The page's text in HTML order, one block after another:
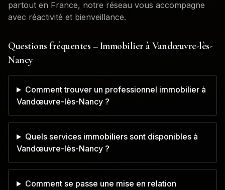
partout en France, notre réseau vous accompagne
avec réactivité et bienveillance.
Questions fréquentes – Immobilier àVandœuvre-lès-
Nancy
Comment trouver un professionnel immobilier à
Vandœuvre-lès-Nancy ?
Quels services immobiliers sont disponibles à
Vandœuvre-lès-Nancy ?
Comment se passe une mise en relation